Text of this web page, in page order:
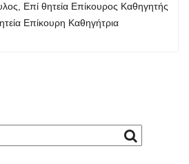
Επί θητεία Επίκουρος Καθηγητής
Επίκουρη Καθηγήτρια